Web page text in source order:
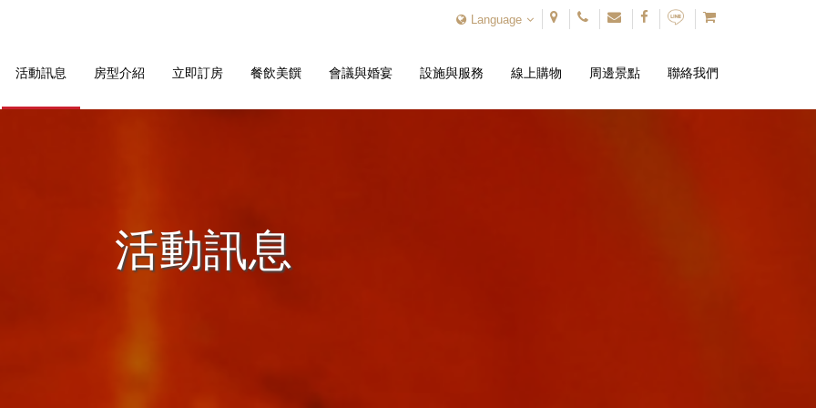
Language
活動訊息 房型介紹 立即訂房 餐飲美饌 會議與婚宴 設施與服務 線上購物 周邊景點 聯絡我們
活動訊息